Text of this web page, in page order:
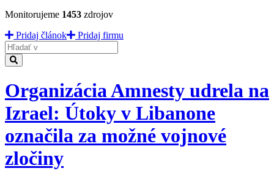
Monitorujeme 1453 zdrojov
Pridaj článok
Pridaj firmu
Hladať
Organizácia Amnesty udrela na
Izrael: Útoky v Libanone
označila za možné vojnové
zločiny